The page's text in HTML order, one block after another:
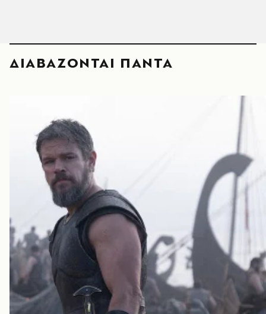
ΔΙΑΒΑΖΟΝΤΑΙ ΠΑΝΤΑ